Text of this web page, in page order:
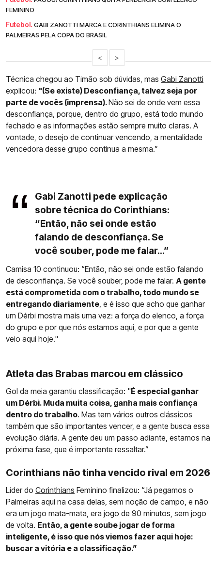
FEMININO
Futebol. GABI ZANOTTI MARCA E CORINTHIANS ELIMINA O
PALMEIRAS PELA COPA DO BRASIL
< >
Técnica chegou ao Timão sob dúvidas, mas Gabi Zanotti
explicou: "(Se existe) Desconfiança, talvez seja por
parte de vocês (imprensa).Não sei de onde vem essa
desconfiança, porque, dentro do grupo, está todo mundo
fechado e as informações estão sempre muito claras. A
vontade, o desejo de continuar vencendo, a mentalidade
vencedora desse grupo continua a mesma.”
Gabi Zanotti pede explicação
sobre técnica do Corinthians:
“Então, não sei onde estão
falando de desconfiança. Se
você souber, pode me falar...”
Camisa 10 continuou: “Então, não sei onde estão falando
de desconfiança. Se você souber, pode me falar. A gente
está comprometida com o trabalho, todo mundo se
entregando diariamente, e é isso que acho que ganhar
um Dérbi mostra mais uma vez: a força do elenco, a força
do grupo e por que nós estamos aqui, e por que a gente
veio aqui hoje."
Atleta das Brabas marcou em clássico
Gol da meia garantiu classificação: "É especial ganhar
um Dérbi. Muda muita coisa, ganha mais confiança
dentro do trabalho. Mas tem vários outros clássicos
também que são importantes vencer, e a gente busca essa
evolução diária. A gente deu um passo adiante, estamos na
próxima fase, que é importante ressaltar.”
Corinthians não tinha vencido rival em 2026
Líder do Corinthians Feminino finalizou: “Já pegamos o
Palmeiras aqui na casa delas, sem noção de campo, e não
era um jogo mata-mata, era jogo de 90 minutos, sem jogo
de volta. Então, a gente soube jogar de forma
inteligente, é isso que nós viemos fazer aqui hoje:
buscar a vitória e a classificação.”